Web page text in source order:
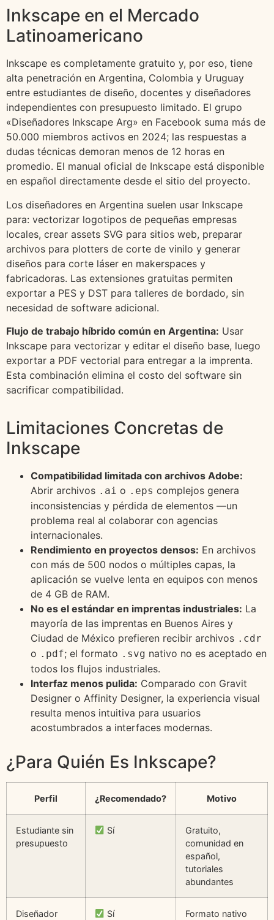
Inkscape en el Mercado
Latinoamericano
Inkscape es completamente gratuito y, por eso, tiene
alta penetración en Argentina, Colombia y Uruguay
entre estudiantes de diseño, docentes y diseñadores
independientes con presupuesto limitado. El grupo
«Diseñadores Inkscape Arg» en Facebook suma más de
50.000 miembros activos en 2024; las respuestas a
dudas técnicas demoran menos de 12 horas en
promedio. El manual oficial de Inkscape está disponible
en español directamente desde el sitio del proyecto.
Los diseñadores en Argentina suelen usar Inkscape
para: vectorizar logotipos de pequeñas empresas
locales, crear assets SVG para sitios web, preparar
archivos para plotters de corte de vinilo y generar
diseños para corte láser en makerspaces y
fabricadoras. Las extensiones gratuitas permiten
exportar a PES y DST para talleres de bordado, sin
necesidad de software adicional.
Flujo de trabajo híbrido común en Argentina: Usar
Inkscape para vectorizar y editar el diseño base, luego
exportar a PDF vectorial para entregar a la imprenta.
Esta combinación elimina el costo del software sin
sacrificar compatibilidad.
Limitaciones Concretas de
Inkscape
Compatibilidad limitada con archivos Adobe:
Abrir archivos .ai o .eps complejos genera
inconsistencias y pérdida de elementos —un
problema real al colaborar con agencias
internacionales.
Rendimiento en proyectos densos: En archivos
con más de 500 nodos o múltiples capas, la
aplicación se vuelve lenta en equipos con menos
de 4 GB de RAM.
No es el estándar en imprentas industriales: La
mayoría de las imprentas en Buenos Aires y
Ciudad de México prefieren recibir archivos .cdr
o .pdf; el formato .svg nativo no es aceptado en
todos los flujos industriales.
Interfaz menos pulida: Comparado con Gravit
Designer o Affinity Designer, la experiencia visual
resulta menos intuitiva para usuarios
acostumbrados a interfaces modernas.
¿Para Quién Es Inkscape?
Perfil ¿Recomendado? Motivo
Estudiante sin
presupuesto
Sí
Gratuito,
comunidad en
español,
tutoriales
abundantes
Diseñador
Sí
Formato nativo